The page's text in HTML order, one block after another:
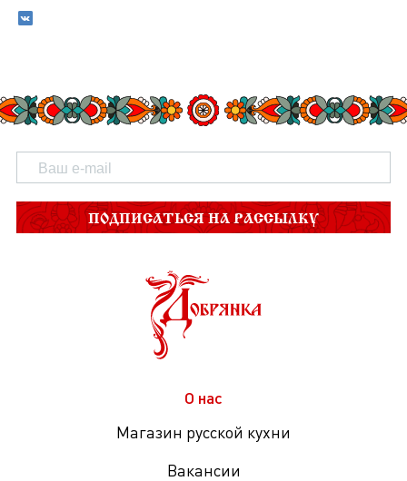
ПОДПИСАТЬСЯ НА РАССЫЛКУ
О нас
Магазин русской кухни
Вакансии